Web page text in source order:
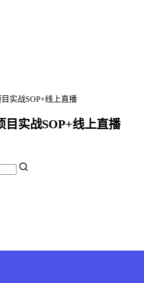
实战SOP+线上直播
目实战SOP+线上直播